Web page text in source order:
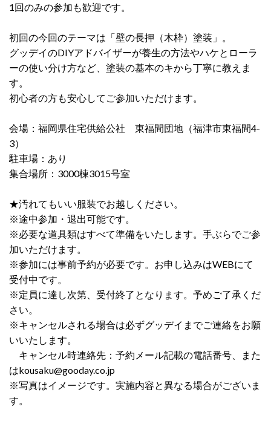
1回のみの参加も歓迎です。
初回の今回のテーマは「壁の長押（木枠）塗装」。
グッデイのDIYアドバイザーが養生の方法やハケとローラ
ーの使い分け方など、塗装の基本のキから丁寧に教えま
す。
初心者の方も安心してご参加いただけます。
会場：福岡県住宅供給公社 東福間団地（福津市東福間4-
3）
駐車場：あり
集合場所：3000棟3015号室
★汚れてもいい服装でお越しください。
※途中参加・退出可能です。
※必要な道具類はすべて準備をいたします。手ぶらでご参
加いただけます。
※参加には事前予約が必要です。お申し込みはWEBにて
受付中です。
※定員に達し次第、受付終了となります。予めご了承くだ
さい。
※キャンセルされる場合は必ずグッデイまでご連絡をお願
いいたします。
キャンセル時連絡先：予約メール記載の電話番号、また
はkousaku@gooday.co.jp
※写真はイメージです。実施内容と異なる場合がございま
す。